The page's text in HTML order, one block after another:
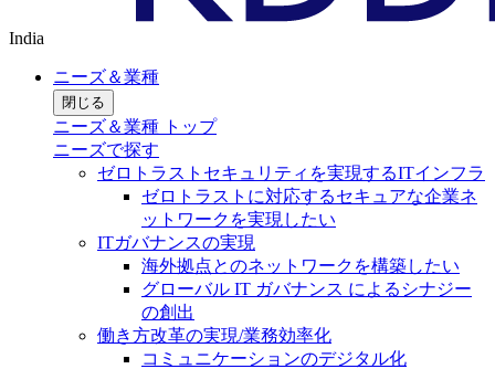
India
ニーズ＆業種
閉じる
ニーズ＆業種 トップ
ニーズで探す
ゼロトラストセキュリティを実現するITインフラ
ゼロトラストに対応するセキュアな企業ネ
ットワークを実現したい
ITガバナンスの実現
海外拠点とのネットワークを構築したい
グローバル IT ガバナンス によるシナジー
の創出
働き方改革の実現/業務効率化
コミュニケーションのデジタル化